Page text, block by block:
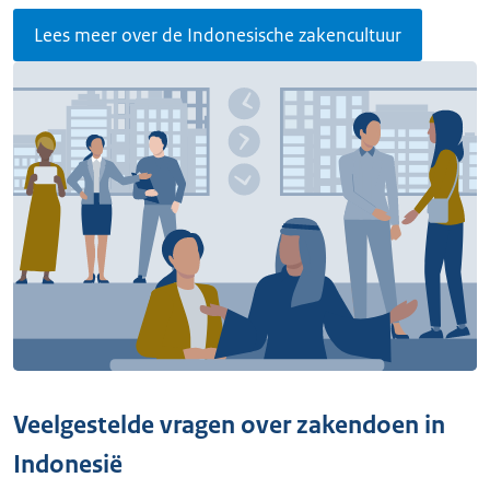
Lees meer over de Indonesische zakencultuur
Veelgestelde vragen over zakendoen in
Indonesië